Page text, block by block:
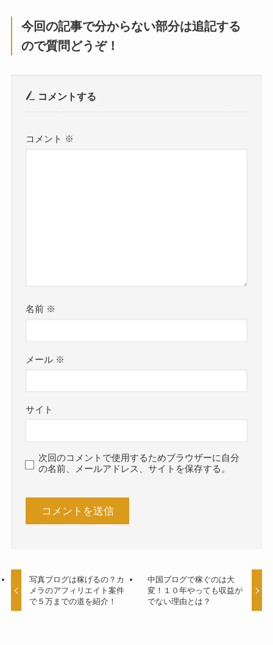
写真ブログは稼げるの？カ
メラのアフィリエイト案件
で５万までの道を紹介！
中国ブログで稼ぐのは大
変！１０年やっても収益が
でない理由とは？
今回の記事で分からない部分は追記する
ので質問どうぞ！
コメントする
コメント ※
名前 ※
メール ※
サイト
次回のコメントで使用するためブラウザーに自分
の名前、メールアドレス、サイトを保存する。